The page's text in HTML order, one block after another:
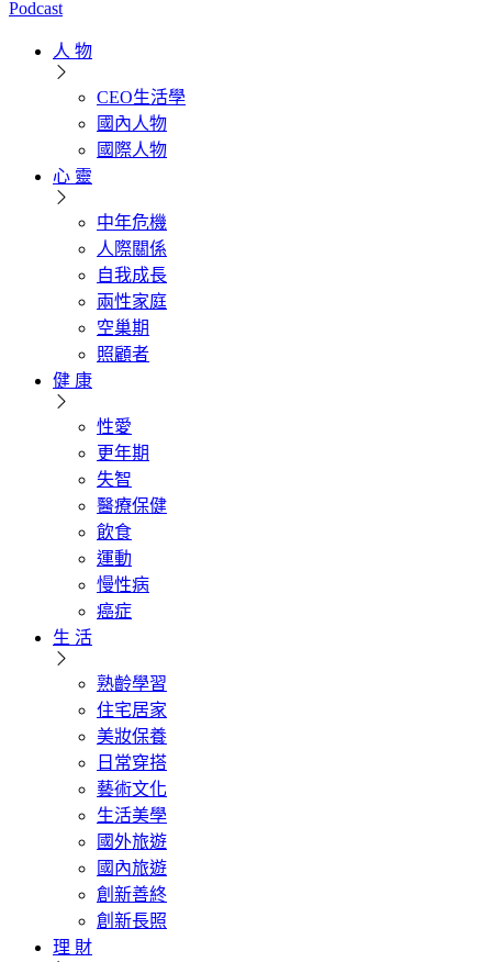
Podcast
人 物
CEO生活學
國內人物
國際人物
心 靈
中年危機
人際關係
自我成長
兩性家庭
空巢期
照顧者
健 康
性愛
更年期
失智
醫療保健
飲食
運動
慢性病
癌症
生 活
熟齡學習
住宅居家
美妝保養
日常穿搭
藝術文化
生活美學
國外旅遊
國內旅遊
創新善終
創新長照
理 財